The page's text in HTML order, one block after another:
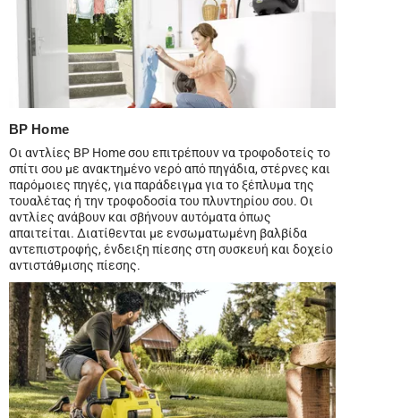
BP Home
Οι αντλίες BP Home σου επιτρέπουν να τροφοδοτείς το
σπίτι σου με ανακτημένο νερό από πηγάδια, στέρνες και
παρόμοιες πηγές, για παράδειγμα για το ξέπλυμα της
τουαλέτας ή την τροφοδοσία του πλυντηρίου σου. Οι
αντλίες ανάβουν και σβήνουν αυτόματα όπως
απαιτείται. Διατίθενται με ενσωματωμένη βαλβίδα
αντεπιστροφής, ένδειξη πίεσης στη συσκευή και δοχείο
αντιστάθμισης πίεσης.